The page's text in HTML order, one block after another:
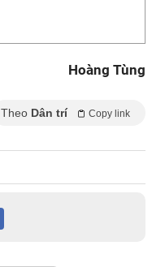
Hoàng Tùng
Theo Dân trí Copy link